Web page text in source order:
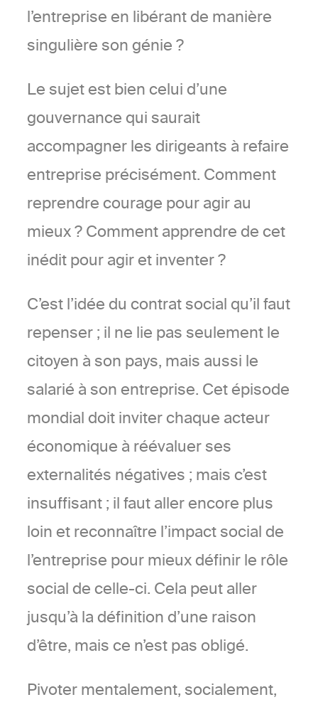
l’entreprise en libérant de manière
singulière son génie ?
Le sujet est bien celui d’une
gouvernance qui saurait
accompagner les dirigeants à refaire
entreprise précisément. Comment
reprendre courage pour agir au
mieux ? Comment apprendre de cet
inédit pour agir et inventer ?
C’est l’idée du contrat social qu’il faut
repenser ; il ne lie pas seulement le
citoyen à son pays, mais aussi le
salarié à son entreprise. Cet épisode
mondial doit inviter chaque acteur
économique à réévaluer ses
externalités négatives ; mais c’est
insuffisant ; il faut aller encore plus
loin et reconnaître l’impact social de
l’entreprise pour mieux définir le rôle
social de celle-ci. Cela peut aller
jusqu’à la définition d’une raison
d’être, mais ce n’est pas obligé.
Pivoter mentalement, socialement,